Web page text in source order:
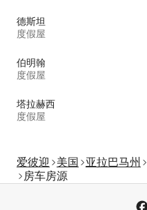
德斯坦
度假屋
伯明翰
度假屋
塔拉赫西
度假屋
爱彼迎 美国 亚拉巴马州
房车房源